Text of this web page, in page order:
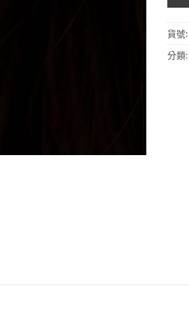
貨號:
分類: